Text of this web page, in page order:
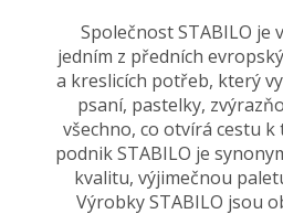
Společnost STABILO je
jedním z předních
a kreslicích potřeb, který
psaní, pastelky,
všechno, co otvírá cestu
podnik STABILO je
kvalitu, výjimečnou
Výrobky STABILO jsou